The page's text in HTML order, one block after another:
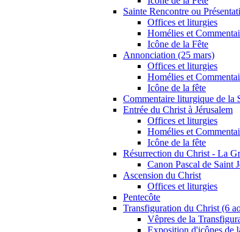
Sainte Rencontre ou
Offices et liturgies
Homélies et
Icône de la Fête
Annonciation (25 mars)
Offices et liturgies
Homélies et
Icône de la fête
Commentaire liturgique de la
Entrée du Christ à Jérusalem
Offices et liturgies
Homélies et
Icône de la fête
Résurrection du Christ - La
Canon Pascal de Saint
Ascension du Christ
Offices et liturgies
Pentecôte
Transfiguration du Christ (6
Vêpres de la
Exposition d'icônes de